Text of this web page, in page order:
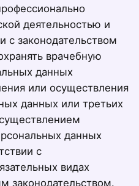
деятельностью и
с законодательством
врачебную
данных
или осуществления
данных или третьих
данных
с
видах
законодательством.